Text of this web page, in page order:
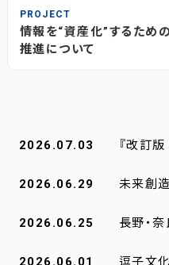
PROJECT
情報を“資産化”するため
推進について
2026.07.03 『改訂
2026.06.29 未来創
2026.06.25 長野・
2026.06.01 逗子文